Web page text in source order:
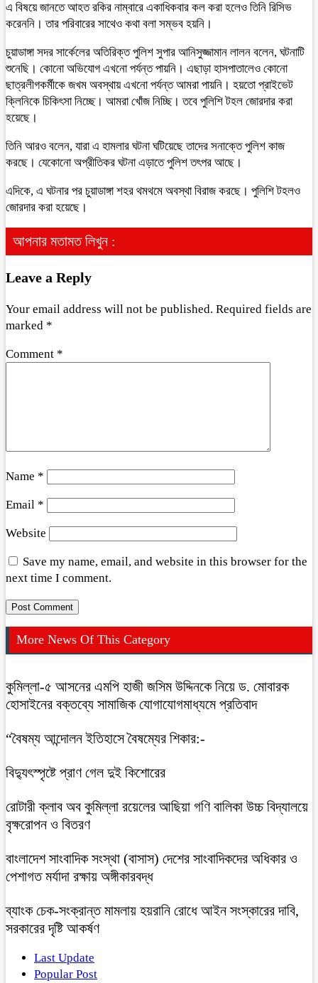
এ বিষয়ে জানতে আহত রকির নাম্বারে একাধিকবার কল করা হলেও তিনি রিসিভ
করেননি। তার পরিবারের সাথেও কথা বলা সম্ভব হয়নি।
চুয়াডাঙ্গা সদর সার্কেলের অতিরিক্ত পুলিশ সুপার আনিসুজ্জামান লালন বলেন, ঘটনাটি
শুনেছি। কোনো অভিযোগ এখনো পর্যন্ত পায়নি। এছাড়া হাসপাতালেও কোনো
ছাত্রলীগকর্মীকে জখম অবস্থায় এখনো পর্যন্ত আমরা পায়নি। হয়তো প্রাইভেট
ক্লিনিকে চিকিৎসা নিচ্ছে। আমরা খোঁজ নিচ্ছি। তবে পুলিশি টহল জোরদার করা
হয়েছে।
তিনি আরও বলেন, যারা এ হামলার ঘটনা ঘটিয়েছে তাদের সনাক্তে পুলিশ কাজ
করছে। যেকোনো অপ্রীতিকর ঘটনা এড়াতে পুলিশ তৎপর আছে।
এদিকে, এ ঘটনার পর চুয়াডাঙ্গা শহর থমথমে অবস্থা বিরাজ করছে। পুলিশি টহলও
জোরদার করা হয়েছে।
আপনার মতামত লিখুন :
Leave a Reply
Your email address will not be published. Required fields are
marked *
Comment *
Name *
Email *
Website
Save my name, email, and website in this browser for the
next time I comment.
More News Of This Category
কুমিল্লা-৫ আসনের এমপি হাজী জসিম উদ্দিনকে নিয়ে ড. মোবারক
হোসাইনের বক্তব্যে সামাজিক যোগাযোগমাধ্যমে প্রতিবাদ
“বৈষম্য আন্দোলন ইতিহাসে বৈষম্যের শিকার:-
বিদ্যুৎস্পৃষ্টে প্রাণ গেল দুই কিশোরের
রোটারী ক্লাব অব কুমিল্লা রয়েলের আছিয়া গণি বালিকা উচ্চ বিদ্যালয়ে
বৃক্ষরোপন ও বিতরণ
বাংলাদেশ সাংবাদিক সংস্থা (বাসাস) দেশের সাংবাদিকদের অধিকার ও
পেশাগত মর্যাদা রক্ষায় অঙ্গীকারবদ্ধ
ব্যাংক চেক-সংক্রান্ত মামলায় হয়রানি রোধে আইন সংস্কারের দাবি,
সরকারের দৃষ্টি আকর্ষণ
Last Update
Popular Post